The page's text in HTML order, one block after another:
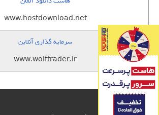
www.hostdownload.net
سرمایه گذاری آنلاین
www.wolftrader.ir